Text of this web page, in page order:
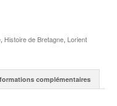
, Histoire de Bretagne, Lorient
complémentaires